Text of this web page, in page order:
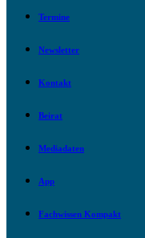
Termine
Newsletter
Kontakt
Beirat
Mediadaten
App
Fachwissen Kompakt